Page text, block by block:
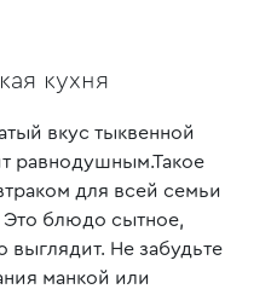
кухня
вкус тыквенной
равнодушным.Такое
для всей семьи
блюдо сытное,
выглядит. Не забудьте
манкой или